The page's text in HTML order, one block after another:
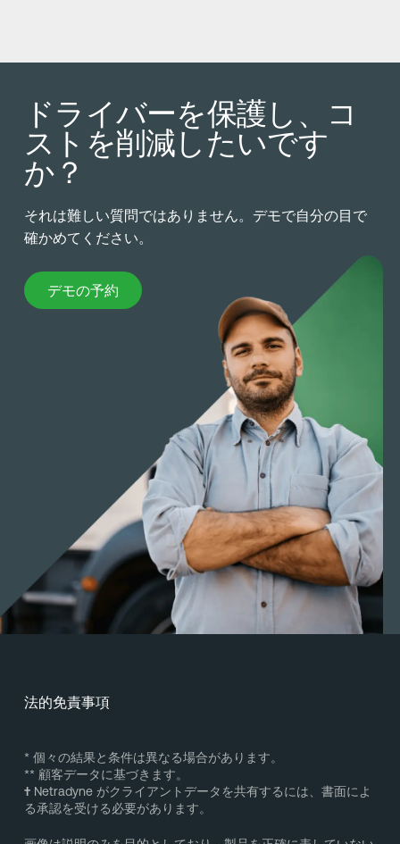
ドライバーを保護し、コ
ストを削減したいです
か？
それは難しい質問ではありません。デモで自分の目で
確かめてください。
デモの予約
デモの予約
法的免責事項
* 個々の結果と条件は異なる場合があります。
** 顧客データに基づきます。
†Netradyne がクライアントデータを共有するには、書面によ
る承認を受ける必要があります。